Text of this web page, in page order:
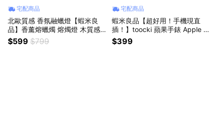
宅配商品
北歐質感 香氛融蠟燈【蝦米良
品】香薰熔蠟燭 熔燭燈 木質感
復古 融燭燈家用創意臺燈 插電
調光燭臺 進口質感橡木 聖誕節
$599 $799
宅配商品
蝦米良品【超好用！手機現直
插！】toocki 蘋果手錶 Apple W
atch 磁吸充電 充電 充電頭 充電
器 各代均適用
$399